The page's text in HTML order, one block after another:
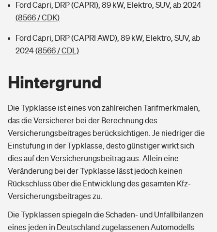
Ford Capri, DRP (CAPRI), 89 kW, Elektro, SUV, ab 2024
(8566 / CDK)
Ford Capri, DRP (CAPRI AWD), 89 kW, Elektro, SUV, ab
2024(8566 / CDL)
Hintergrund
Die Typklasse ist eines von zahlreichen Tarifmerkmalen,
das die Versicherer bei der Berechnung des
Versicherungsbeitrages berücksichtigen. Je niedriger die
Einstufung in der Typklasse, desto günstiger wirkt sich
dies auf den Versicherungsbeitrag aus. Allein eine
Veränderung bei der Typklasse lässt jedoch keinen
Rückschluss über die Entwicklung des gesamten Kfz-
Versicherungsbeitrages zu.
Die Typklassen spiegeln die Schaden- und Unfallbilanzen
eines jeden in Deutschland zugelassenen Automodells